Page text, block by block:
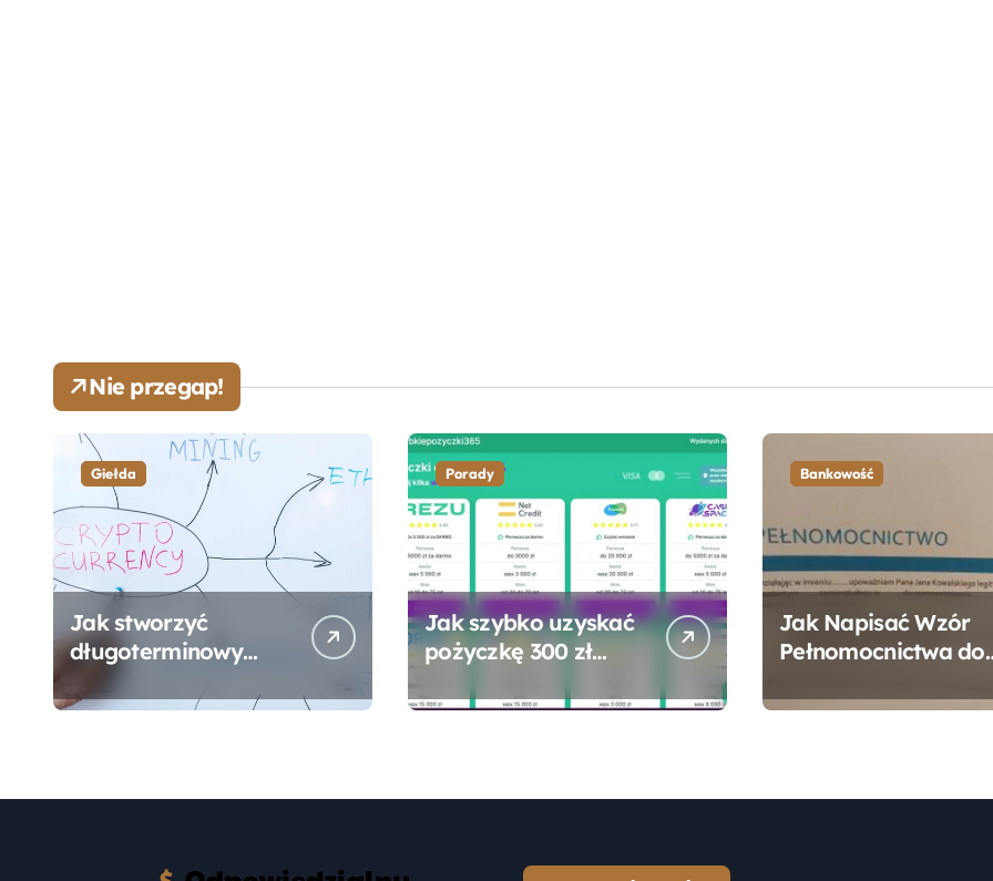
Nie przegap!
Giełda
Jak stworzyć
długoterminowy
10-20 lat?
Porady
Jak szybko uzyskać
pożyczkę 300 zł
formalności?
Bankowość
Jak Napisać Wzór
Pełnomocnictwa do
Praktyczny